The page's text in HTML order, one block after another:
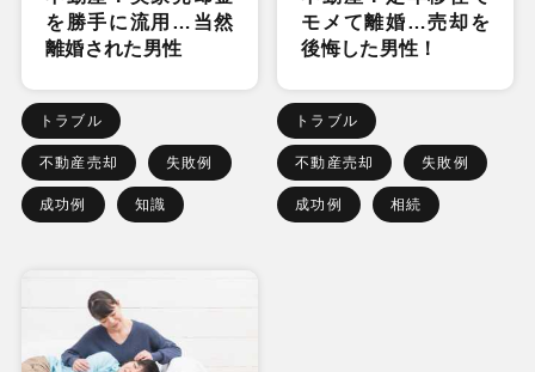
を勝手に流用…当然
離婚された男性
トラブル
不動産売却 失敗例
成功例 知識
モメて離婚…売却を
後悔した男性！
トラブル
不動産売却 失敗例
成功例 相続